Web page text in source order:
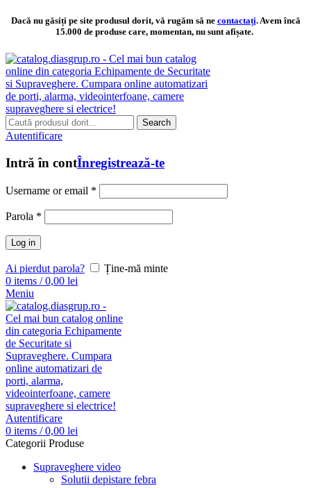
Dacă nu găsiți pe site produsul dorit, vă rugăm să ne contactați. Avem încă
15.000 de produse care, momentan, nu sunt afișate.
Search
Autentificare
Intră în contÎnregistrează-te
Username or email *
Parola *
Log in
Ai pierdut parola?
Ține-mă minte
0 items / 0,00 lei
Meniu
Autentificare
0 items / 0,00 lei
Categorii Produse
Supraveghere video
Solutii depistare febra